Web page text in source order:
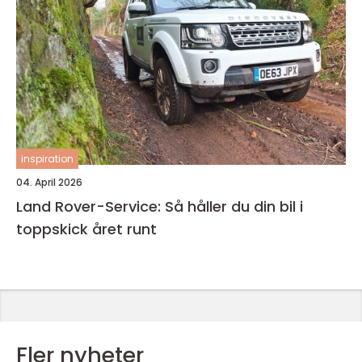
inspiration
04. April 2026
Land Rover-Service: Så håller du din bil i
toppskick året runt
Fler nyheter